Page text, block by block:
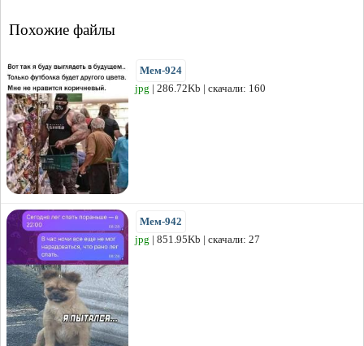
Похожие файлы
Мем-924
jpg | 286.72Kb | скачали: 160
Мем-942
jpg | 851.95Kb | скачали: 27